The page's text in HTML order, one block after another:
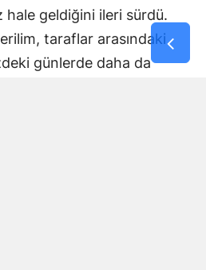
hale geldiğini ileri sürdü.
taraflar arasındaki
günlerde daha da